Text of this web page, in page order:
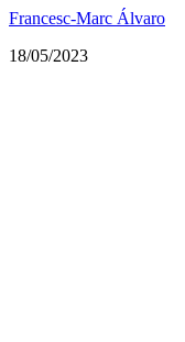
Francesc-Marc Álvaro
18/05/2023